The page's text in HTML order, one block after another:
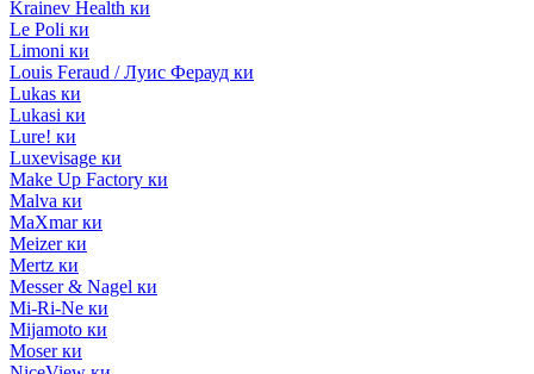
Krainev Health ки
Le Poli ки
Limoni ки
Louis Feraud / Луис Ферауд ки
Lukas ки
Lukasi ки
Lure! ки
Luxevisage ки
Make Up Factory ки
Malva ки
MaXmar ки
Meizer ки
Mertz ки
Messer & Nagel ки
Mi-Ri-Ne ки
Mijamoto ки
Moser ки